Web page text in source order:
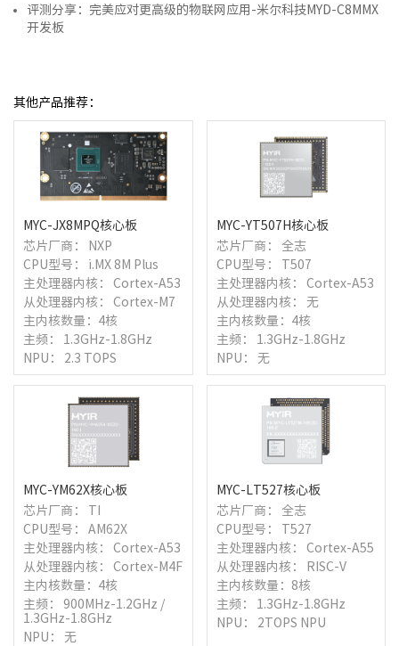
评测分享：完美应对更高级的物联网应用-米尔科技MYD-C8MMX
开发板
其他产品推荐：
MYC-JX8MPQ核心板
芯片厂商： NXP
CPU型号： i.MX 8M Plus
主处理器内核： Cortex-A53
从处理器内核： Cortex-M7
主内核数量：4核
主频： 1.3GHz-1.8GHz
NPU： 2.3 TOPS
MYC-YT507H核心板
芯片厂商： 全志
CPU型号： T507
主处理器内核： Cortex-A53
从处理器内核： 无
主内核数量：4核
主频： 1.3GHz-1.8GHz
NPU： 无
MYC-YM62X核心板
芯片厂商： TI
CPU型号： AM62X
主处理器内核： Cortex-A53
从处理器内核： Cortex-M4F
主内核数量：4核
主频： 900MHz-1.2GHz /
1.3GHz-1.8GHz
NPU： 无
MYC-LT527核心板
芯片厂商： 全志
CPU型号： T527
主处理器内核： Cortex-A55
从处理器内核： RISC-V
主内核数量：8核
主频： 1.3GHz-1.8GHz
NPU： 2TOPS NPU